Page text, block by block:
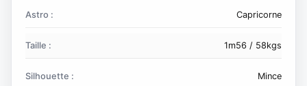
Astro : Capricorne
Taille : 1m56 / 58kgs
Silhouette : Mince